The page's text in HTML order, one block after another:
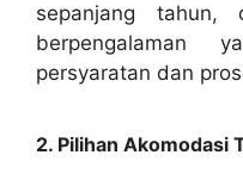
sepanjang tahun,
berpengalaman
persyaratan dan
2. Pilihan Akomodasi